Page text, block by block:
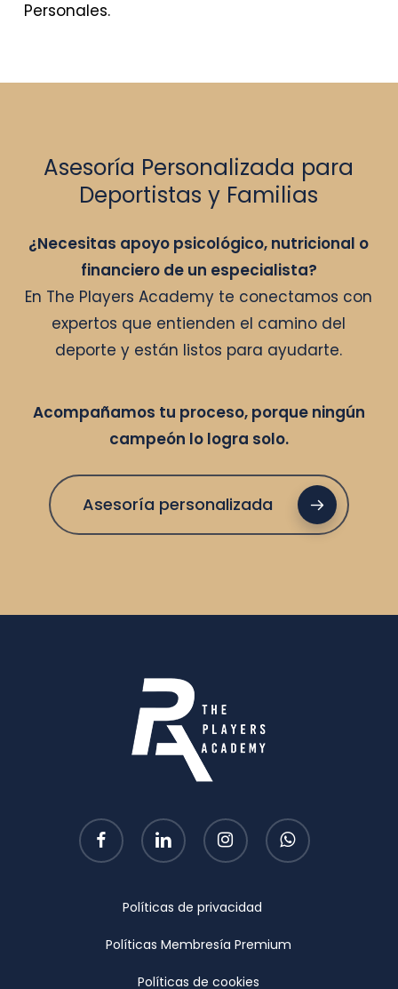
Personales.
Asesoría Personalizada para
Deportistas y Familias
¿Necesitas apoyo psicológico, nutricional o
financiero de un especialista?
En The Players Academy te conectamos con
expertos que entienden el camino del
deporte y están listos para ayudarte.
Acompañamos tu proceso, porque ningún
campeón lo logra solo.
Asesoría personalizada
facebook linkedin instagram whatsapp
Políticas de privacidad
Políticas Membresía Premium
Políticas de cookies